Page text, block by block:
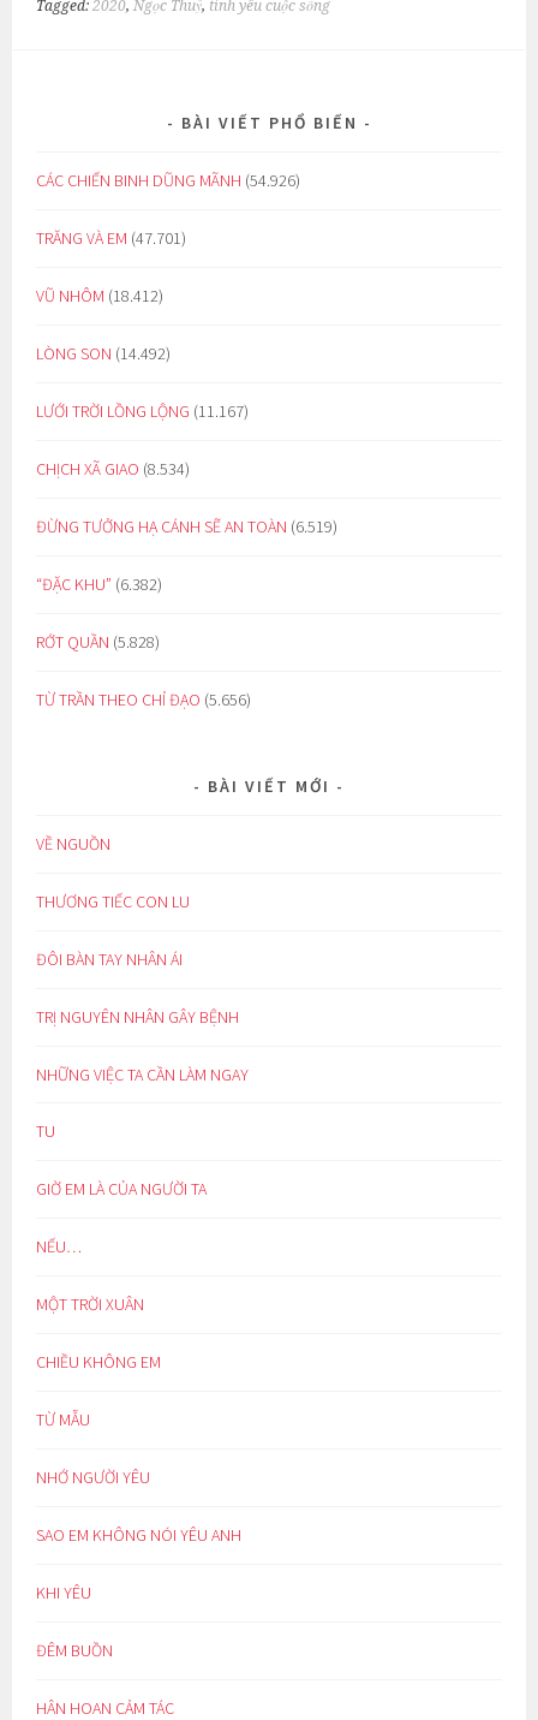
Tagged:2020,Ngọc Thuỷ, tình yêu cuộc sống
BÀI VIẾT PHỔ BIẾN
CÁC CHIẾN BINH DŨNG MÃNH (54.926)
TRĂNG VÀ EM (47.701)
VŨ NHÔM (18.412)
LÒNG SON (14.492)
LƯỚI TRỜI LỒNG LỘNG (11.167)
CHỊCH XÃ GIAO (8.534)
ĐỪNG TƯỞNG HẠ CÁNH SẼ AN TOÀN (6.519)
“ĐẶC KHU” (6.382)
RỚT QUẦN (5.828)
TỪ TRẦN THEO CHỈ ĐẠO (5.656)
BÀI VIẾT MỚI
VỀ NGUỒN
THƯƠNG TIẾC CON LU
ĐÔI BÀN TAY NHÂN ÁI
TRỊ NGUYÊN NHÂN GÂY BỆNH
NHỮNG VIỆC TA CẦN LÀM NGAY
TU
GIỜ EM LÀ CỦA NGƯỜI TA
NẾU…
MỘT TRỜI XUÂN
CHIỀU KHÔNG EM
TỪ MẪU
NHỚ NGƯỜI YÊU
SAO EM KHÔNG NÓI YÊU ANH
KHI YÊU
ĐÊM BUỒN
HÂN HOAN CẢM TÁC